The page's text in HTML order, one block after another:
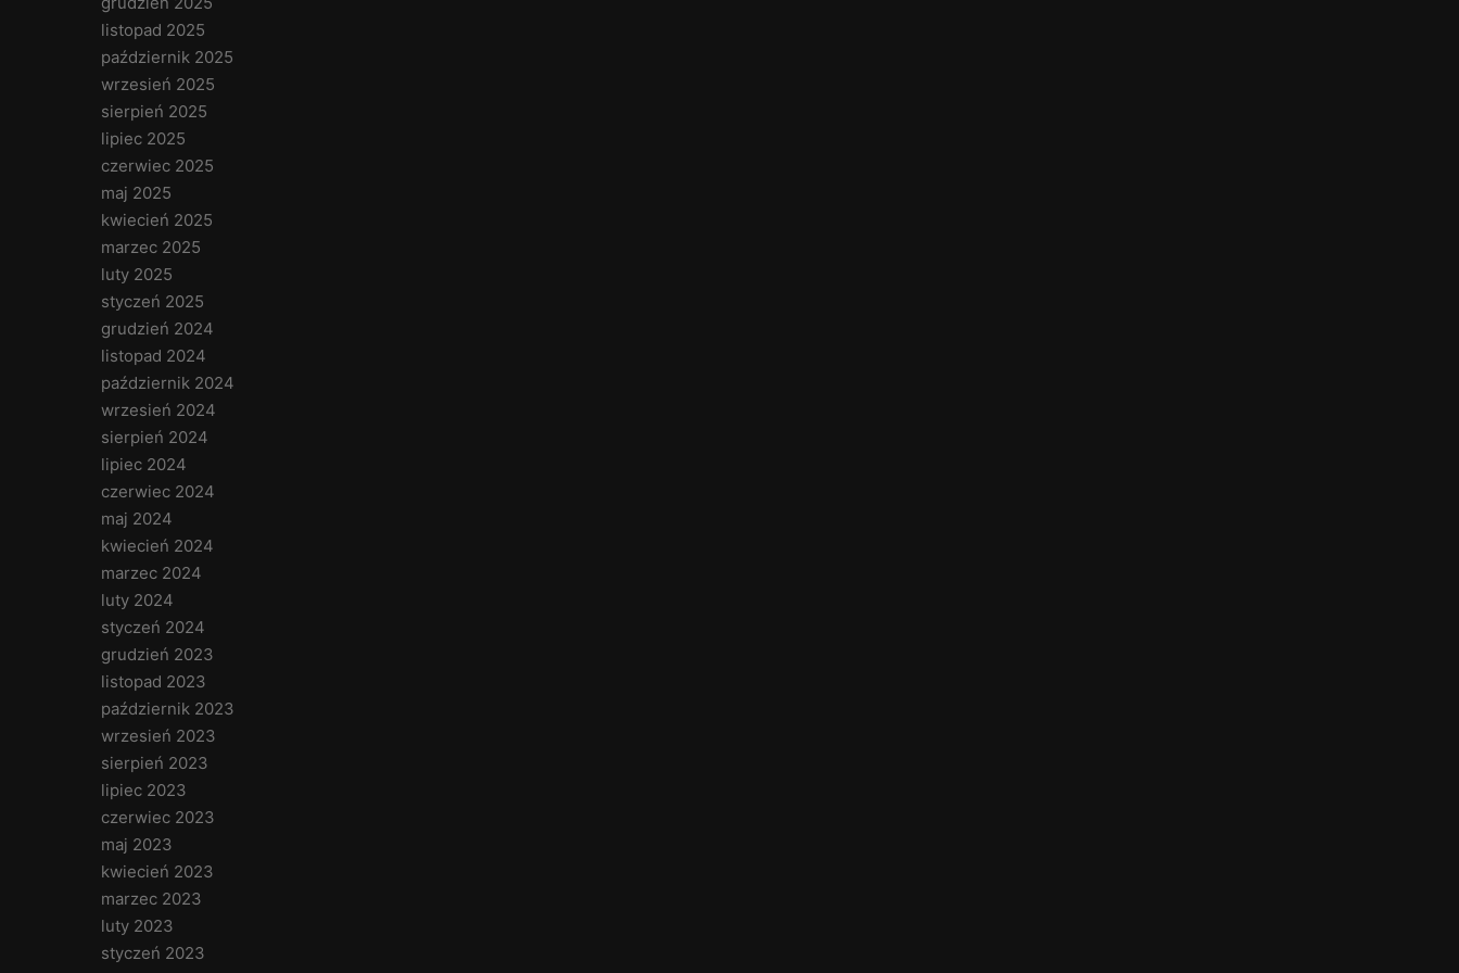
listopad 2025
październik 2025
wrzesień 2025
sierpień 2025
lipiec 2025
czerwiec 2025
maj 2025
kwiecień 2025
marzec 2025
luty 2025
styczeń 2025
grudzień 2024
listopad 2024
październik 2024
wrzesień 2024
sierpień 2024
lipiec 2024
czerwiec 2024
maj 2024
kwiecień 2024
marzec 2024
luty 2024
styczeń 2024
grudzień 2023
listopad 2023
październik 2023
wrzesień 2023
sierpień 2023
lipiec 2023
czerwiec 2023
maj 2023
kwiecień 2023
marzec 2023
luty 2023
styczeń 2023